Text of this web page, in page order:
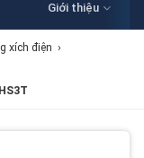
Giới thiệu
xích điện ›